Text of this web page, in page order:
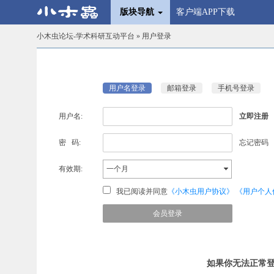
版块导航 客户端APP下载
小木虫论坛-学术科研互动平台 » 用户登录
用户名登录 邮箱登录 手机号登录
用户名: 立即注册
密 码: 忘记密码
有效期: 一个月
我已阅读并同意《小木虫用户协议》 《用户个
如果你无法正常